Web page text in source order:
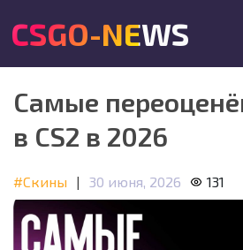
CSGO-NEWS
Самые
в CS2 в 2026
#Скины | 30 июня, 2026 131